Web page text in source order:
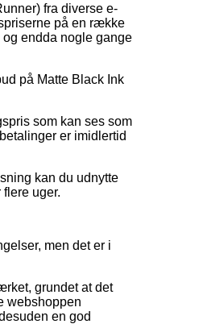
fra diverse e-
på en række
endda nogle gange
på Matte Black Ink
som kan ses som
er imidlertid
kan du udnytte
uger.
men det er i
grundet at det
webshoppen
en god